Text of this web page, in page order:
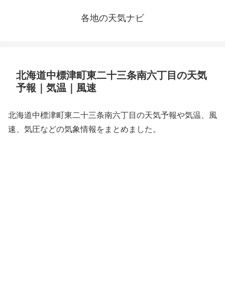
各地の天気ナビ
北海道中標津町東二十三条南六丁目の天気
予報｜気温｜風速
北海道中標津町東二十三条南六丁目の天気予報や気温、風
速、気圧などの気象情報をまとめました。